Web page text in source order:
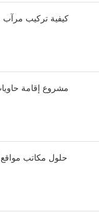
كيفية تركيب مرآب
مشروع إقامة
حلول مكاتب مواقع